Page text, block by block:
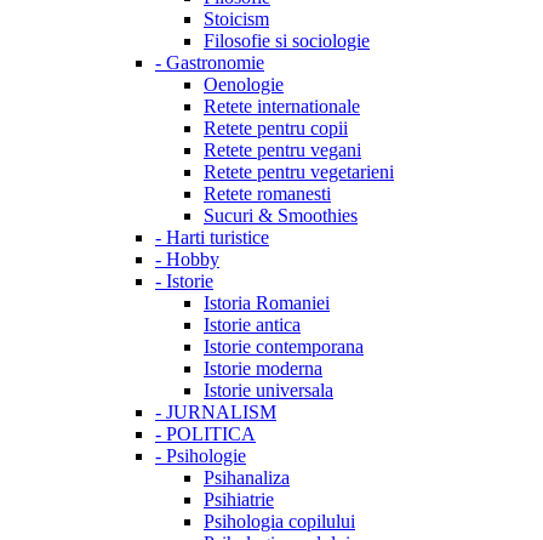
Stoicism
Filosofie si sociologie
- Gastronomie
Oenologie
Retete internationale
Retete pentru copii
Retete pentru vegani
Retete pentru vegetarieni
Retete romanesti
Sucuri & Smoothies
- Harti turistice
- Hobby
- Istorie
Istoria Romaniei
Istorie antica
Istorie contemporana
Istorie moderna
Istorie universala
- JURNALISM
- POLITICA
- Psihologie
Psihanaliza
Psihiatrie
Psihologia copilului